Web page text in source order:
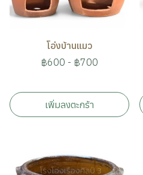
โอ่งบ้านแมว
฿600 - ฿700
เพิ่มลงตะกร้า